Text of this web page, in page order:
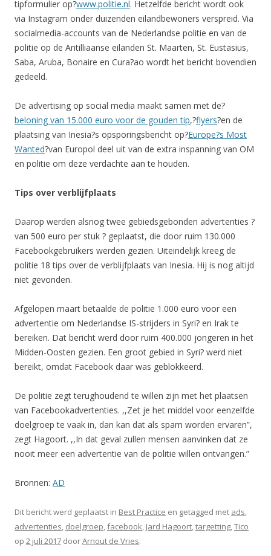
tipformulier op?www.politie.nl. Hetzelfde bericht wordt ook
via Instagram onder duizenden eilandbewoners verspreid. Via
socialmedia-accounts van de Nederlandse politie en van de
politie op de Antilliaanse eilanden St. Maarten, St. Eustasius,
Saba, Aruba, Bonaire en Cura?ao wordt het bericht bovendien
gedeeld.
De advertising op social media maakt samen met de?
beloning van 15.000 euro voor de gouden tip,?flyers?en de
plaatsing van Inesia?s opsporingsbericht op?Europe?s Most
Wanted?van Europol deel uit van de extra inspanning van OM
en politie om deze verdachte aan te houden.
Tips over verblijfplaats
Daarop werden alsnog twee gebiedsgebonden advertenties ?
van 500 euro per stuk ? geplaatst, die door ruim 130.000
Facebookgebruikers werden gezien. Uiteindelijk kreeg de
politie 18 tips over de verblijfplaats van Inesia. Hij is nog altijd
niet gevonden.
Afgelopen maart betaalde de politie 1.000 euro voor een
advertentie om Nederlandse IS-strijders in Syri? en Irak te
bereiken. Dat bericht werd door ruim 400.000 jongeren in het
Midden-Oosten gezien. Een groot gebied in Syri? werd niet
bereikt, omdat Facebook daar was geblokkeerd.
De politie zegt terughoudend te willen zijn met het plaatsen
van Facebookadvertenties. ,,Zet je het middel voor eenzelfde
doelgroep te vaak in, dan kan dat als spam worden ervaren”,
zegt Hagoort. ,,In dat geval zullen mensen aanvinken dat ze
nooit meer een advertentie van de politie willen ontvangen.”
Bronnen: AD
Dit bericht werd geplaatst in Best Practice en getagged met ads,
advertenties, doelgroep,facebook, Jard Hagoort,targetting,Tico
op 2 juli 2017 doorArnout de Vries.